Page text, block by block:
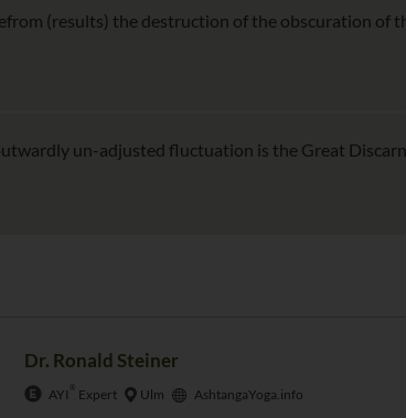
(results) the destruction of the obscuration of
un-adjusted fluctuation is the Great
Dr. Ronald Steiner
AYI Expert Ulm AshtangaYoga.info